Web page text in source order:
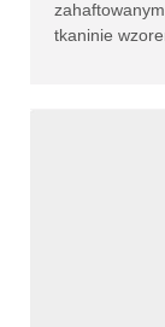
zahaftowanym
tkaninie